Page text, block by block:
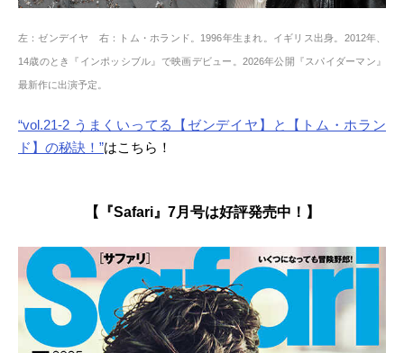
左：ゼンデイヤ 右：トム・ホランド。1996年生まれ。イギリス出身。2012年、
14歳のとき『インポッシブル』で映画デビュー。2026年公開『スパイダーマン』
最新作に出演予定。
“vol.21-2 うまくいってる【ゼンデイヤ】と【トム・ホラン
ド】の秘訣！”はこちら！
【『Safari』7月号は好評発売中！】